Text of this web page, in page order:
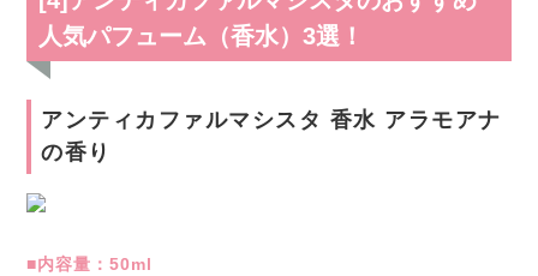
人気パフューム（香水）3選！
アンティカファルマシスタ 香水 アラモアナ
の香り
■内容量：50ml